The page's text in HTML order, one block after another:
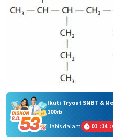
Ikuti Tryout SNBT &
100rb
Habis dalam
01 :14 :